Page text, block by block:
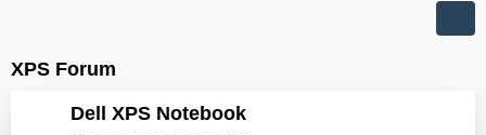
XPS Forum
Dell XPS Notebook